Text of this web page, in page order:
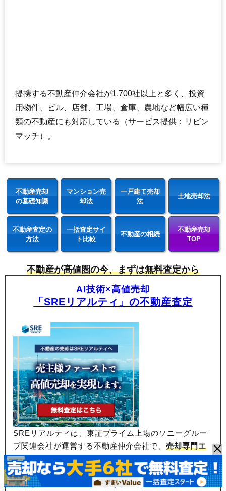
提携する不動産仲介会社が1,700社以上と多く、投資
用物件、ビル、店舗、工場、倉庫、農地など幅広い種
類の不動産にも対応している（サービス提供：リビン
マッチ）。
不動産売却
の基礎知識
マンション売
却法
一戸建て売却
法
土地売却法
不動産査定の
方法
一括査定サイ
ト比較
不動産の相続
不動産売却
TOP
不動産が高値圏の今、まずは無料査定から
AI技術×高値売却
「SREリアルティ」の不動産査定
SREリアルティは、東証プライム上場のソニーグルー
プ関連会社が運営する不動産仲介会社で、売却専門エ
ージェントが担当する「片手仲介」が特徴。
不動産業
界で一般的な両手仲介にとらわれないため、売主に寄
り添うサポート力に強みがあり、顧客満足度93％と高